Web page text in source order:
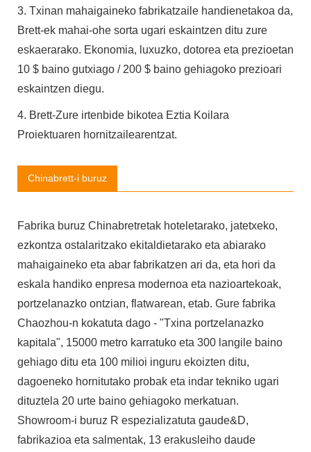
3. Txinan mahaigaineko fabrikatzaile handienetakoa da,
Brett-ek mahai-ohe sorta ugari eskaintzen ditu zure
eskaerarako. Ekonomia, luxuzko, dotorea eta prezioetan
10 $ baino gutxiago / 200 $ baino gehiagoko prezioari
eskaintzen diegu.
4. Brett-Zure irtenbide bikotea Eztia Koilara
Proiektuaren hornitzailearentzat.
Chinabrett-i buruz
Fabrika buruz Chinabretretak hoteletarako, jatetxeko,
ezkontza ostalaritzako ekitaldietarako eta abiarako
mahaigaineko eta abar fabrikatzen ari da, eta hori da
eskala handiko enpresa modernoa eta nazioartekoak,
portzelanazko ontzian, flatwarean, etab. Gure fabrika
Chaozhou-n kokatuta dago - "Txina portzelanazko
kapitala", 15000 metro karratuko eta 300 langile baino
gehiago ditu eta 100 milioi inguru ekoizten ditu,
dagoeneko hornitutako probak eta indar tekniko ugari
dituztela 20 urte baino gehiagoko merkatuan.
Showroom-i buruz R espezializatuta gaude&D,
fabrikazioa eta salmentak, 13 erakusleiho daude